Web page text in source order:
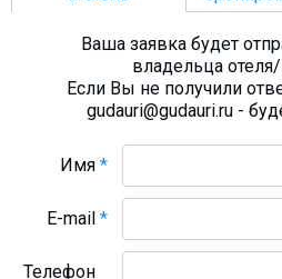
Ваша заявка будет
владельца
Если Вы не получили
gudauri@gudauri.ru -
Имя*
E-mail*
Телефон